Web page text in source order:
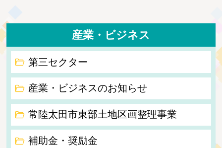
産業・ビジネス
第三セクター
産業・ビジネスのお知らせ
常陸太田市東部土地区画整理事業
補助金・奨励金